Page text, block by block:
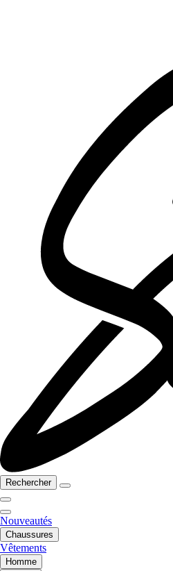
Rechercher
Nouveautés
Chaussures
Vêtements
Homme